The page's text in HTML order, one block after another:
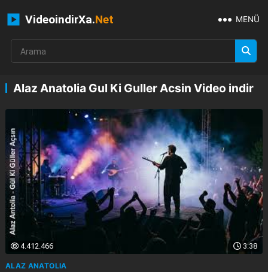
VideoindirXa.Net MENÜ
Alaz Anatolia Gul Ki Guller Acsin Video indir
3:38
4.412.466
ALAZ ANATOLIA